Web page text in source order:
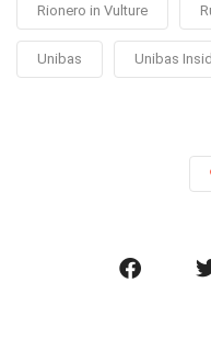
Rionero in Vulture
Unibas Unibas